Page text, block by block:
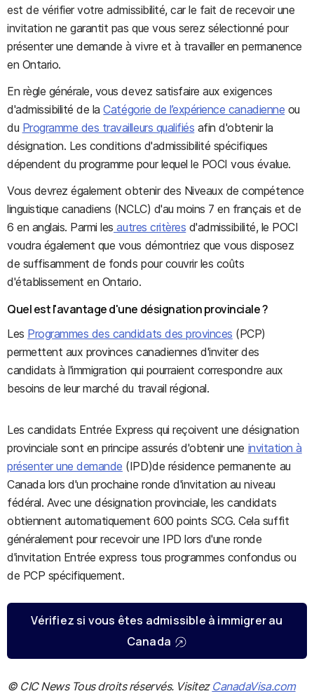
est de vérifier votre admissibilité, car le fait de recevoir une
invitation ne garantit pas que vous serez sélectionné pour
présenter une demande à vivre et à travailler en permanence
en Ontario.
En règle générale, vous devez satisfaire aux exigences
d'admissibilité de laCatégorie de l’expérience canadienne ou
du Programme des travailleurs qualifiés afin d'obtenir la
désignation. Les conditions d'admissibilité spécifiques
dépendent du programme pour lequel le POCI vous évalue.
Vous devrez également obtenir des Niveaux de compétence
linguistique canadiens (NCLC) d'au moins 7 en français et de
6 en anglais. Parmi les autres critères d'admissibilité, le POCI
voudra également que vous démontriez que vous disposez
de suffisamment de fonds pour couvrir les coûts
d'établissement en Ontario.
Quel est l'avantage d'une désignation provinciale ?
Les Programmes des candidats des provinces (PCP)
permettent aux provinces canadiennes d'inviter des
candidats à l'immigration qui pourraient correspondre aux
besoins de leur marché du travail régional.
Les candidats Entrée Express qui reçoivent une désignation
provinciale sont en principe assurés d'obtenir une invitation à
présenter une demande (IPD)de résidence permanente au
Canada lors d'un prochaine ronde d'invitation au niveau
fédéral. Avec une désignation provinciale, les candidats
obtiennent automatiquement 600 points SCG. Cela suffit
généralement pour recevoir une IPD lors d'une ronde
d'invitation Entrée express tous programmes confondus ou
de PCP spécifiquement.
Vérifiez si vous êtes admissible à immigrer au
Canada
© CIC News Tous droits réservés. Visitez CanadaVisa.com